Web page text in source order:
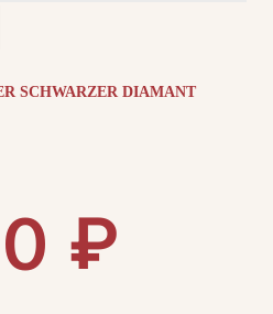
DIAMANT
₽